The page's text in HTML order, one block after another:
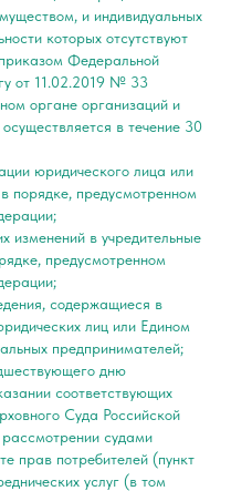
и индивидуальных
которых отсутствуют
Федеральной
от 11.02.2019 № 33
органе организаций и
в течение 30
юридического лица или
порядке, предусмотренном
изменений в учредительные
предусмотренном
содержащиеся в
лиц или Едином
предпринимателей;
дню
соответствующих
Суда Российской
судами
прав потребителей (пункт
услуг (в том